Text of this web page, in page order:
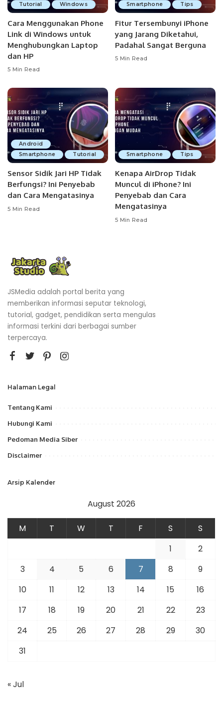
Tutorial Windows
Cara Menggunakan Phone
Link di Windows untuk
Menghubungkan Laptop
dan HP
5 Min Read
Smartphone Tips
Fitur Tersembunyi iPhone
yang Jarang Diketahui,
Padahal Sangat Berguna
5 Min Read
Android
Smartphone
Tutorial
Sensor Sidik Jari HP Tidak
Berfungsi? Ini Penyebab
dan Cara Mengatasinya
5 Min Read
Smartphone Tips
Kenapa AirDrop Tidak
Muncul di iPhone? Ini
Penyebab dan Cara
Mengatasinya
5 Min Read
JSMedia adalah portal berita yang
memberikan informasi seputar teknologi,
tutorial, gadget, pendidikan serta mengulas
informasi terkini dari berbagai sumber
terpercaya.
Halaman Legal
Tentang Kami
Hubungi Kami
Pedoman Media Siber
Disclaimer
Arsip Kalender
August 2026
M T W T F S
S
1
2
3
4 5 6 7 8
9
10
11 12 13 14 15
16
17
18 19 20 21 22
23
24
25 26 27 28 29
30
31
« Jul